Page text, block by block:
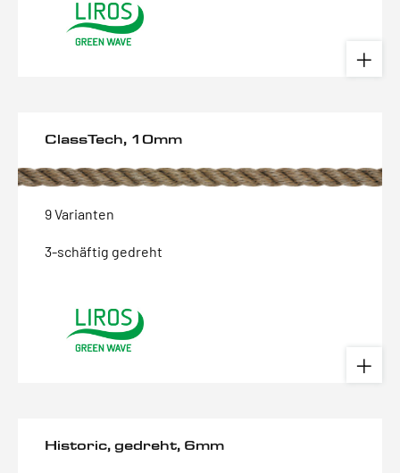
ClassTech, 10mm
9 Varianten
3-schäftig gedreht
Historic, gedreht, 6mm